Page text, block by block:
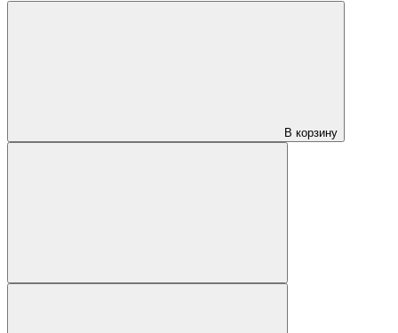
В корзину